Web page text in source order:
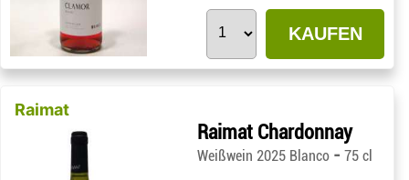
KAUFEN
Raimat
Raimat Chardonnay
Weißwein 2025 Blanco -75 cl